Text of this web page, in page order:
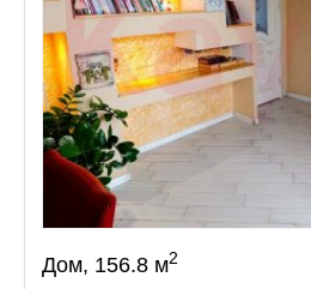
Дом, 156.8 м2